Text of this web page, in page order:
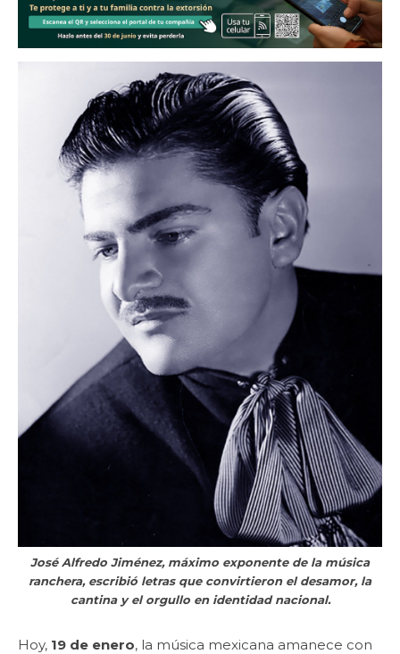
José Alfredo Jiménez, máximo exponente de la música
ranchera, escribió letras que convirtieron el desamor, la
cantina y el orgullo en identidad nacional.
Hoy, 19 de enero, la música mexicana amanece con